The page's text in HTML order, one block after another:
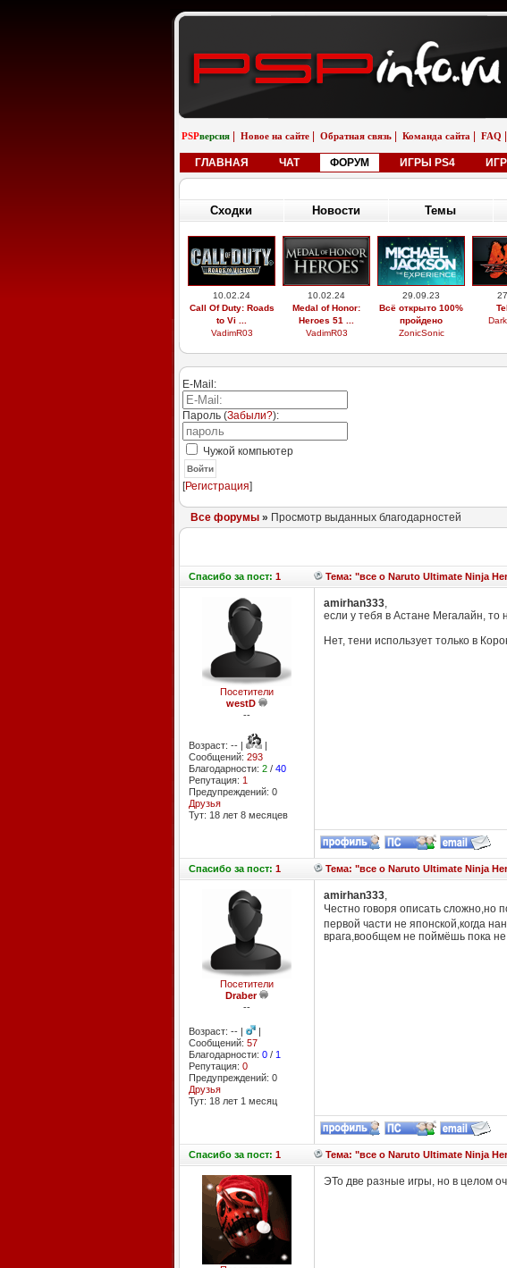
PSPверсия Новое на сайте Обратная связь Команда сайта FAQ
ГЛАВНАЯ ЧАТ ФОРУМ ИГРЫ PS4
Сходки Новости Темы
10.02.24
Call Of Duty: Roads
to Vi ...
VadimR03
10.02.24
Medal of Honor:
Heroes 51 ...
VadimR03
29.09.23
Всё открыто 100%
пройдено
ZonicSonic
E-Mail:
Пароль (Забыли?):
Чужой компьютер
Войти
[Регистрация]
Все форумы» Просмотр выданных благодарностей
Спасибоза пост: 1 Тема: "все о Naruto Ultimate Ninja
Посетители
westD
--
Возраст: -- |
|
Сообщений: 293
Благодарности: 2/ 40
Репутация: 1
Предупреждений: 0
Друзья
Тут: 18 лет 8 месяцев
amirhan333,
если у тебя в Астане Мегалайн, то
Нет, тени использует только в
Спасибоза пост: 1 Тема: "все о Naruto Ultimate Ninja
Посетители
Draber
--
Возраст: -- |
|
Сообщений: 57
Благодарности: 0/ 1
Репутация: 0
Предупреждений: 0
Друзья
Тут: 18 лет 1 месяц
amirhan333,
Честно говоря описать сложно,но
первой части не японской,когда
врага,вообщем не поймёшь пока
Спасибоза пост: 1 Тема: "все о Naruto Ultimate Ninja
ЭТо две разные игры, но в целом